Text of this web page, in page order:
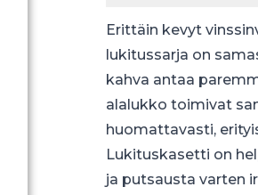
Erittäin kevyt
lukitussarja on
kahva antaa
alalukko toimivat
huomattavasti,
Lukituskasetti on
ja putsausta varten